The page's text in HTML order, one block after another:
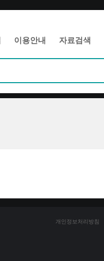
이용안내 자료검색
개인정보처리방침